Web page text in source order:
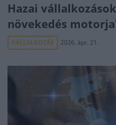
Hazai
növekedés
VÁLLALKOZÁS 2026. ápr. 21.